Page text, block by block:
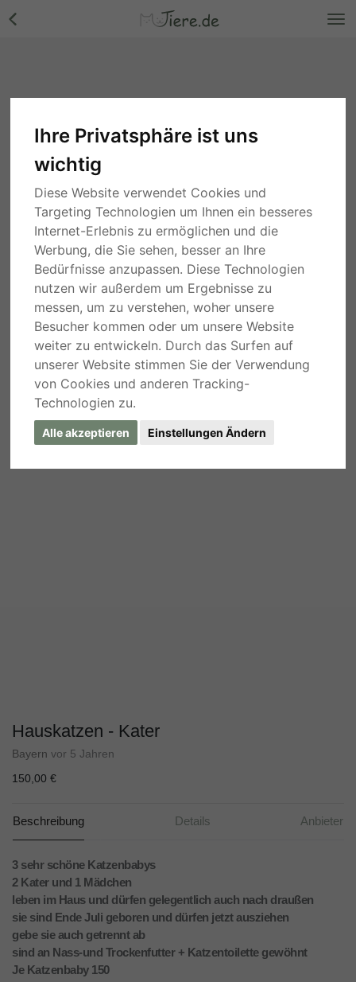
Ihre Privatsphäre ist uns
wichtig
Diese Website verwendet Cookies und
Targeting Technologien um Ihnen ein besseres
Internet-Erlebnis zu ermöglichen und die
Werbung, die Sie sehen, besser an Ihre
Bedürfnisse anzupassen. Diese Technologien
nutzen wir außerdem um Ergebnisse zu
messen, um zu verstehen, woher unsere
Besucher kommen oder um unsere Website
weiter zu entwickeln. Durch das Surfen auf
unserer Website stimmen Sie der Verwendung
von Cookies und anderen Tracking-
Technologien zu.
Alle akzeptieren Einstellungen Ändern
Hauskatzen - Kater
Bayern vor 5 Jahren
150,00 €
Beschreibung Details Anbieter
3 sehr schöne Katzenbabys
2 Kater und 1 Mädchen
leben im Haus und dürfen gelegentlich auch nach draußen
sie sind Ende Juli geboren und dürfen jetzt ausziehen
gebe sie auch getrennt ab
sind an Nass-und Trockenfutter + Katzentoilette gewöhnt
Je Katzenbaby 150 